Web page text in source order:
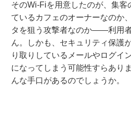
そのWi-Fiを用意したのが、集客
ているカフェのオーナーなのか
タを狙う攻撃者なのか——利用
ん。しかも、セキュリティ保護
り取りしているメールやログイ
になってしまう可能性すらあり
んな手口があるのでしょうか。